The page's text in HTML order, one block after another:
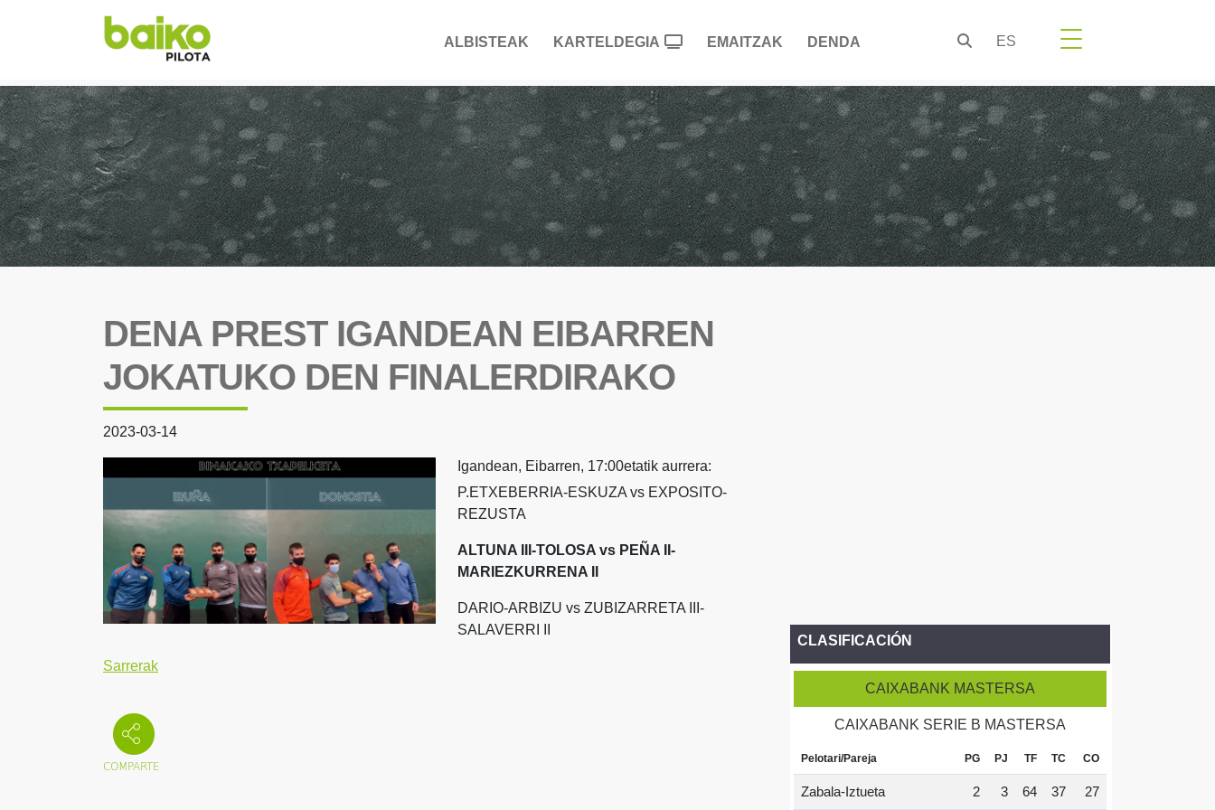
ALBISTEAK KARTELDEGIA EMAITZAK DENDA ES
DENA PREST IGANDEAN EIBARREN
JOKATUKO DEN FINALERDIRAKO
2023-03-14
Igandean, Eibarren, 17:00etatik aurrera:
P.ETXEBERRIA-ESKUZA vs EXPOSITO-
REZUSTA
ALTUNA III-TOLOSA vs PEÑA II-
MARIEZKURRENA II
DARIO-ARBIZU vs ZUBIZARRETA III-
SALAVERRI II
Sarrerak
CLASIFICACIÓN
CAIXABANK MASTERSA
CAIXABANK SERIE B MASTERSA
Pelotari/Pareja PG PJ TF TC CO
Zabala-Iztueta 2 3 64 37 27